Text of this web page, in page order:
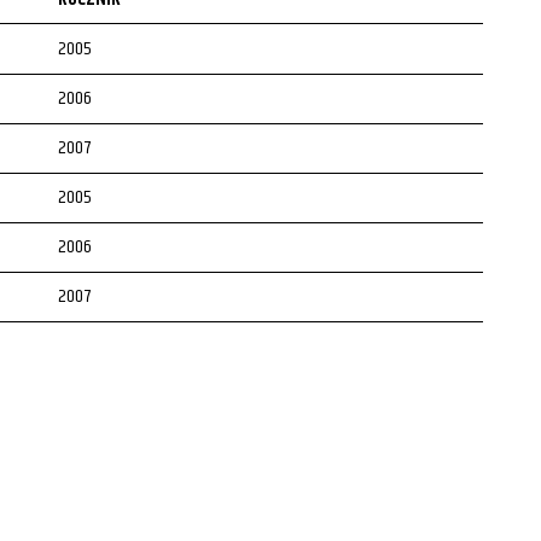
2005
2006
2007
2005
2006
2007